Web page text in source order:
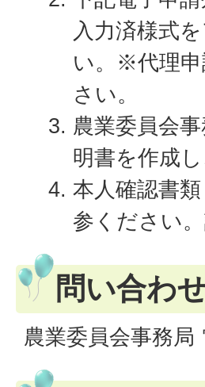
入力済様式
い。※代理申
さい。
農業委員会
明書を作成
本人確認書
参ください
問い合わ
農業委員会事務局